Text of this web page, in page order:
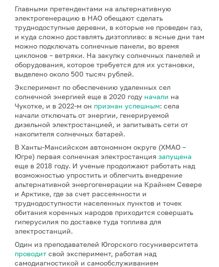
Главными претендентами на альтернативную
электрогенерацию в НАО обещают сделать
труднодоступные деревни, в которые не проведен газ,
и куда сложно доставлять дизтопливо: в ясные дни там
можно подключать солнечные панели, во время
циклонов – ветряки. На закупку солнечных панелей и
оборудования, которое требуется для их установки,
выделено около 500 тысяч рублей.
Эксперимент по обеспечению удаленных сел
солнечной энергией еще в 2020 году начали на
Чукотке, и в 2022-м он признан успешным: села
начали отключать от энергии, генерируемой
дизельной электростанцией, и запитывать сети от
накопителя солнечных батарей.
В Ханты-Мансийском автономном округе (ХМАО –
Югре) первая солнечная электростанция запущена
еще в 2018 году. И ученые продолжают работать над
возможностью упростить и облегчить внедрение
альтернативной энергогенерации на Крайнем Севере
и Арктике, где за счет рассеянности и
труднодоступности населенных пунктов и точек
обитания коренных народов приходится совершать
гиперусилия по доставке туда топлива для
электростанций.
Один из преподавателей Югорского госуниверситета
проводит свой эксперимент, работая над
самодиагностикой и самообслуживанием